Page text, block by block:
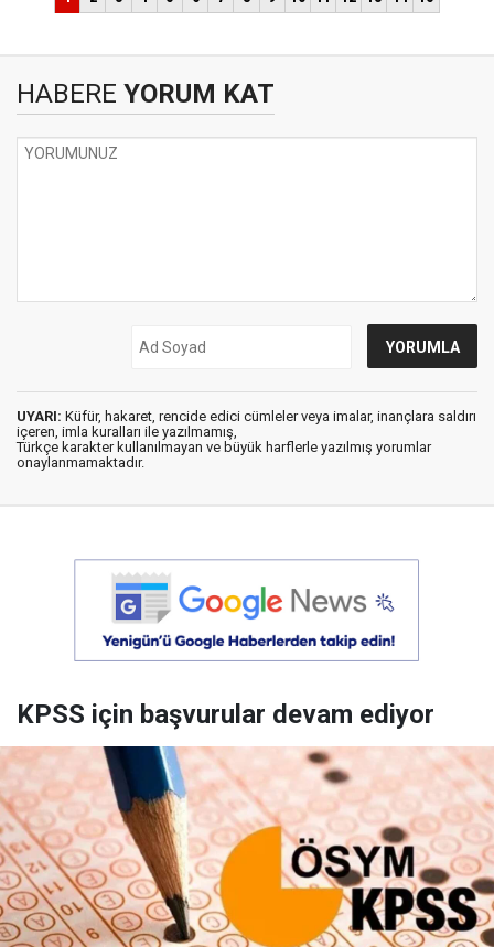
HABERE YORUM KAT
UYARI: Küfür, hakaret, rencide edici cümleler veya imalar, inançlara saldırı
içeren, imla kuralları ile yazılmamış,
Türkçe karakter kullanılmayan ve büyük harflerle yazılmış yorumlar
onaylanmamaktadır.
KPSS için başvurular devam ediyor